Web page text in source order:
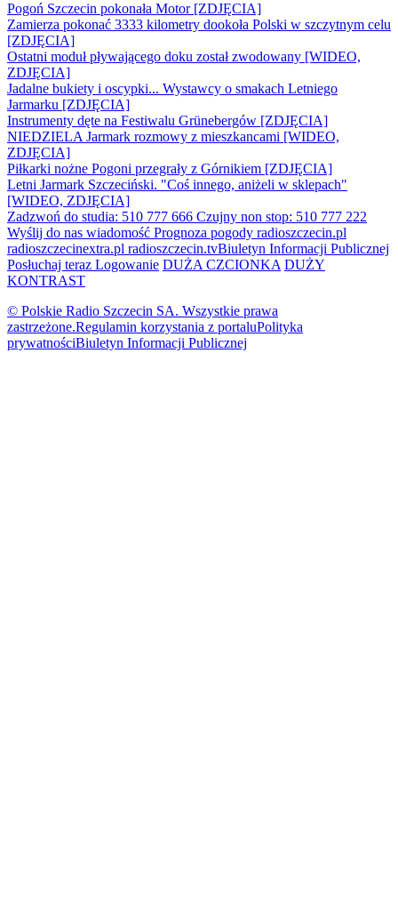
Pogoń Szczecin pokonała Motor [ZDJĘCIA]
Zamierza pokonać 3333 kilometry dookoła Polski w szczytnym celu
[ZDJĘCIA]
Ostatni moduł pływającego doku został zwodowany [WIDEO,
ZDJĘCIA]
Jadalne bukiety i oscypki... Wystawcy o smakach Letniego
Jarmarku [ZDJĘCIA]
Instrumenty dęte na Festiwalu Grünebergów [ZDJĘCIA]
NIEDZIELA Jarmark rozmowy z mieszkancami [WIDEO,
ZDJĘCIA]
Piłkarki nożne Pogoni przegrały z Górnikiem [ZDJĘCIA]
Letni Jarmark Szczeciński. "Coś innego, aniżeli w sklepach"
[WIDEO, ZDJĘCIA]
Zadzwoń do studia: 510 777 666 Czujny non stop: 510 777 222
Wyślij do nas wiadomość Prognoza pogody radioszczecin.pl
radioszczecinextra.pl radioszczecin.tvBiuletyn Informacji Publicznej
Posłuchaj teraz Logowanie DUŻA CZCIONKA DUŻY
KONTRAST
© Polskie Radio Szczecin SA. Wszystkie prawa
zastrzeżone.Regulamin korzystania z portaluPolityka
prywatnościBiuletyn Informacji Publicznej